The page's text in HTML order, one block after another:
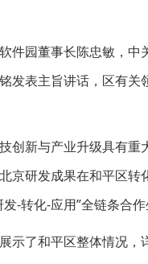
件园董事长陈忠敏，
发表主旨讲话，区有
创新与产业升级具有
京研发成果在和平区
-转化-应用”全链条合作
示了和平区整体情况